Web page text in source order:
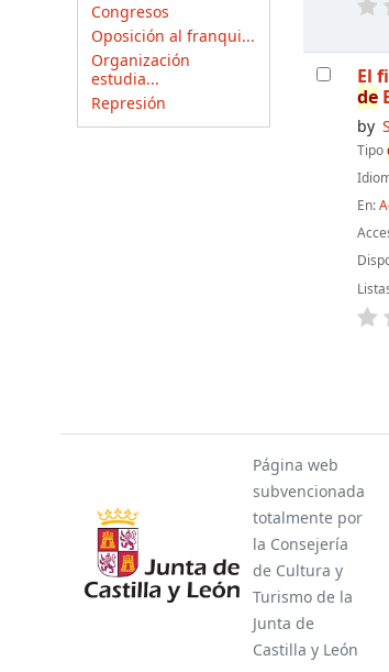
Congresos
Oposición al franqui...
Organización
estudia...
Represión
El
de
by
Tipo
En:
Página web
subvencionada
totalmente por
la Consejería
de Cultura y
Turismo de la
Junta de
Castilla y León